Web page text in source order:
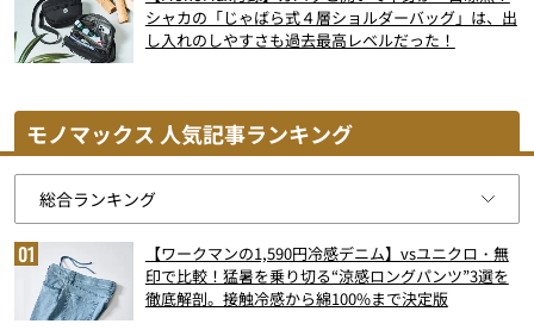
シャカの「じゃばら式４層ショルダーバッグ」は、出
し入れのしやすさも過去最高レベルだった！
モノマックス 人気記事ランキング
【ワークマンの1,590円冷感デニム】vsユニクロ・無
印で比較！猛暑を乗り切る“涼感ロングパンツ”3選を
徹底解剖。接触冷感から綿100%まで決定版